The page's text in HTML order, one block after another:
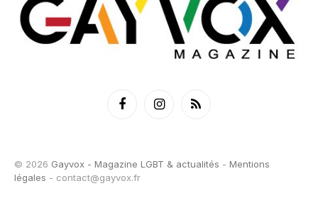
FacebookInstagramRSS
© 2026 Gayvox - Magazine LGBT & actualités - Mentions
légales - contact@gayvox.fr